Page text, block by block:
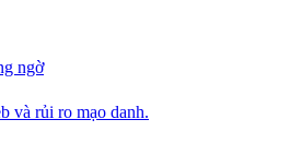
ngờ
và rủi ro mạo danh.